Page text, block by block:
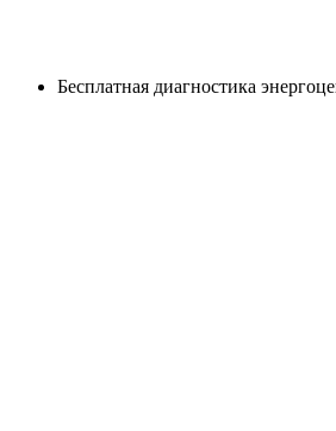
Бесплатная диагностика